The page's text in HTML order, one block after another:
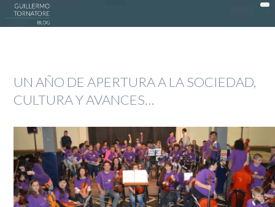
DATTATEC / DONWEB >
EN LA COCINA >
EXPERIENCIAS >
OPINIÓN >
PUBLICIDAD >
SOCIEDAD >
UN AÑO DE APERTURA A LA SOCIEDAD,
CULTURA Y AVANCES…